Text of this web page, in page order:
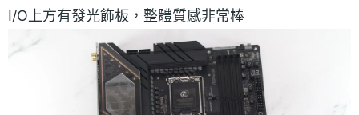
I/O上方有發光飾板，整體質感非常棒